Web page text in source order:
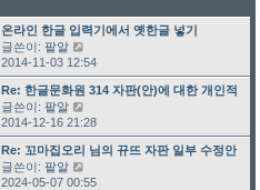
최근 글
온라인 한글 입력기에서 옛한글 넣기
글쓴이: 팥알
2014-11-03 12:54
최근 글
Re: 한글문화원 314 자판(안)에 대한 개인적인 …
글쓴이: 팥알
2014-12-16 21:28
최근 글
Re: 꼬마집오리 님의 뀨뜨 자판 일부 수정안
글쓴이: 팥알
2024-05-07 00:55